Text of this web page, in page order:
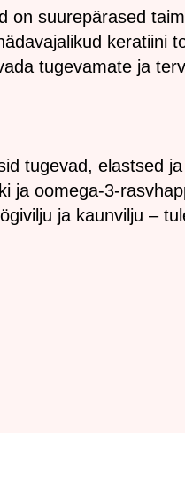
on suurepärased
keratiini
tugevamate ja
tugevad, elastsed
ja oomega-3-
ja kaunvilju –